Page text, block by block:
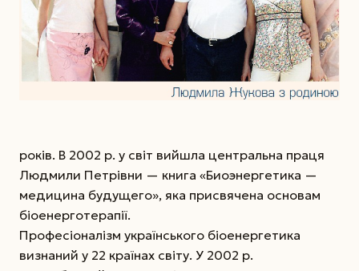
років. В 2002 р. у світ вийшла центральна праця
Людмили Петрівни — книга «Биоэнергетика —
медицина будущего», яка присвячена основам
біоенерготерапії.
Професіоналізм українського біоенергетика
визнаний у 22 країнах світу. У 2002 р.